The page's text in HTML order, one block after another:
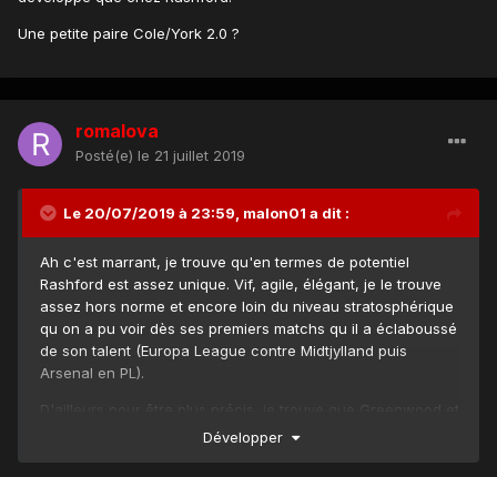
Une petite paire Cole/York 2.0 ?
romalova
Posté(e) le 21 juillet 2019
Le 20/07/2019 à 23:59, malon01 a dit :
Ah c'est marrant, je trouve qu'en termes de potentiel
Rashford est assez unique. Vif, agile, élégant, je le trouve
assez hors norme et encore loin du niveau stratosphérique
qu on a pu voir dès ses premiers matchs qu il a éclaboussé
de son talent (Europa League contre Midtjylland puis
Arsenal en PL).
D'ailleurs pour être plus précis, je trouve que Greenwood et
Rashford ont des profils complètement différents, quoique
Développer